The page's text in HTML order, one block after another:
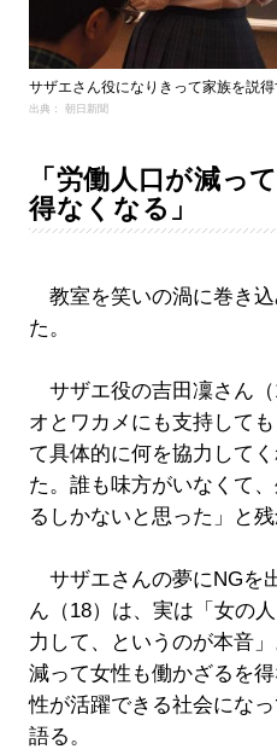
サザエさん役になりきって家族を説
出典： 朝日新聞
「労働人口が減っ
得なくなる」
教室を笑いの渦に巻き
た。
サザエ役の吉田凜さん
オとワカメにも支持して
て具体的に何を協力して
た。誰も味方がいなくて
るしかないと思った」と残
サザエさんの夢にNGを
ん（18）は、実は「女の
力して、というのが本音
減って女性も働かざるを
性が活躍できる社会にな
語る。